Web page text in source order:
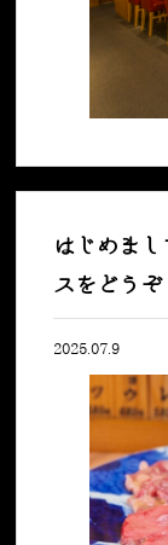
はじめま
スをどう
2025.07.9